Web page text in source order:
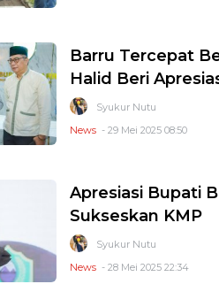
Barru Tercepat
Halid Beri
Syukur Nutu
News - 29 Mei 2025 08:50
Apresiasi Bupati
Sukseskan KMP
Syukur Nutu
News - 28 Mei 2025 22:34